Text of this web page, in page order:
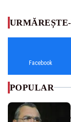
Facebook
POPULAR